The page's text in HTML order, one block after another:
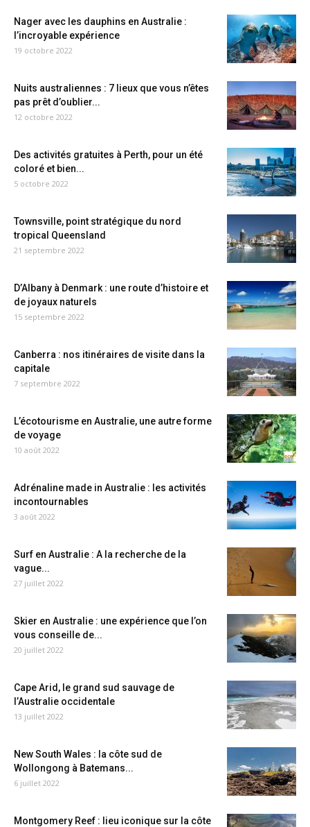
Nager avec les dauphins en Australie :
l’incroyable expérience
19 octobre 2022
Nuits australiennes : 7 lieux que vous n’êtes
pas prêt d’oublier...
12 octobre 2022
Des activités gratuites à Perth, pour un été
coloré et bien...
5 octobre 2022
Townsville, point stratégique du nord
tropical Queensland
21 septembre 2022
D’Albany à Denmark : une route d’histoire et
de joyaux naturels
15 septembre 2022
Canberra : nos itinéraires de visite dans la
capitale
7 septembre 2022
L’écotourisme en Australie, une autre forme
de voyage
10 août 2022
Adrénaline made in Australie : les activités
incontournables
3 août 2022
Surf en Australie : A la recherche de la
vague...
27 juillet 2022
Skier en Australie : une expérience que l’on
vous conseille de...
20 juillet 2022
Cape Arid, le grand sud sauvage de
l’Australie occidentale
13 juillet 2022
New South Wales : la côte sud de
Wollongong à Batemans...
6 juillet 2022
Montgomery Reef : lieu iconique sur la côte